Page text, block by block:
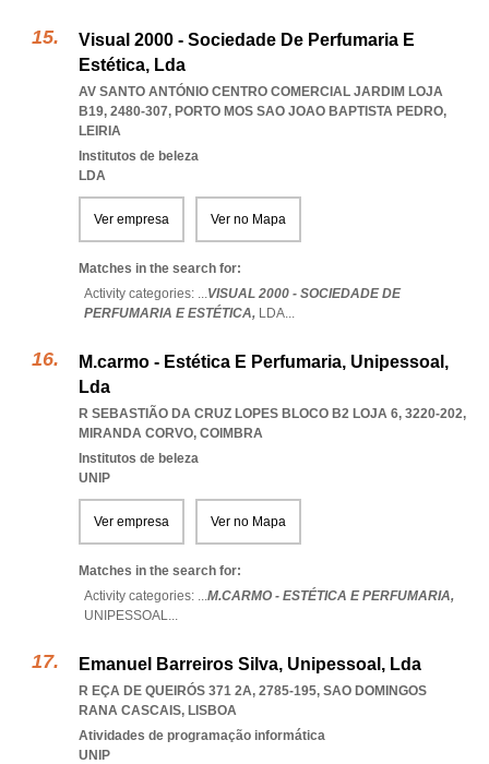
Visual 2000 - Sociedade De Perfumaria E
Estética, Lda
AV SANTO ANTÓNIO CENTRO COMERCIAL JARDIM LOJA
B19, 2480-307, PORTO MOS SAO JOAO BAPTISTA PEDRO,
LEIRIA
Institutos de beleza
LDA
Ver empresa Ver no Mapa
Matches in the search for:
Activity categories: ...VISUAL 2000 - SOCIEDADE DE
PERFUMARIA E ESTÉTICA, LDA...
M.carmo - Estética E Perfumaria, Unipessoal,
Lda
R SEBASTIÃO DA CRUZ LOPES BLOCO B2 LOJA 6, 3220-202,
MIRANDA CORVO, COIMBRA
Institutos de beleza
UNIP
Ver empresa Ver no Mapa
Matches in the search for:
Activity categories: ...M.CARMO - ESTÉTICA E PERFUMARIA,
UNIPESSOAL...
Emanuel Barreiros Silva, Unipessoal, Lda
R EÇA DE QUEIRÓS 371 2A, 2785-195, SAO DOMINGOS
RANA CASCAIS, LISBOA
Atividades de programação informática
UNIP